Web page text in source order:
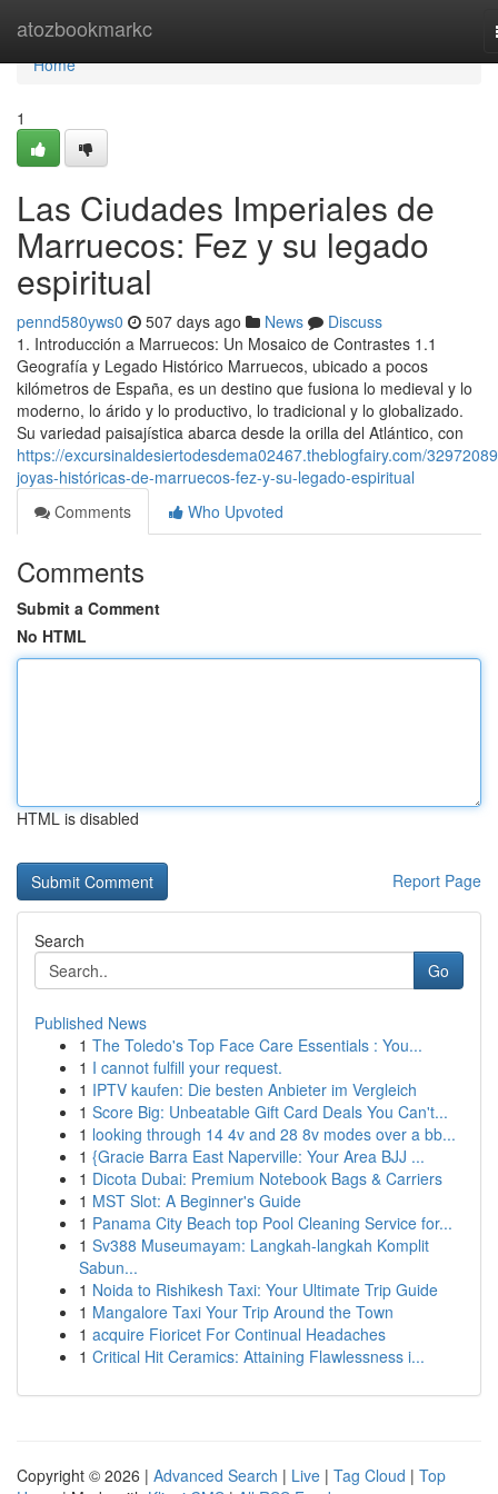
atozbookmarkc
Home
Home
1
Las Ciudades Imperiales de
Marruecos: Fez y su legado
espiritual
pennd580yws0 507 days ago News
Discuss
1. Introducción a Marruecos: Un Mosaico de Contrastes 1.1
Geografía y Legado Histórico Marruecos, ubicado a pocos
kilómetros de España, es un destino que fusiona lo medieval y lo
moderno, lo árido y lo productivo, lo tradicional y lo globalizado.
Su variedad paisajística abarca desde la orilla del Atlántico, con
https://excursinaldesiertodesdema02467.theblogfairy.com/
joyas-históricas-de-marruecos-fez-y-su-legado-espiritual
Comments
Who Upvoted
Comments
Submit a Comment
No HTML
HTML is disabled
Report Page
Search
Go
Published News
1 The Toledo's Top Face Care Essentials : You...
1 I cannot fulfill your request.
1 IPTV kaufen: Die besten Anbieter im Vergleich
1 Score Big: Unbeatable Gift Card Deals You Can't...
1 looking through 14 4v and 28 8v modes over a bb...
1 {Gracie Barra East Naperville: Your Area BJJ ...
1 Dicota Dubai: Premium Notebook Bags & Carriers
1 MST Slot: A Beginner's Guide
1 Panama City Beach top Pool Cleaning Service for...
1 Sv388 Museumayam: Langkah-langkah Komplit
Sabun...
1 Noida to Rishikesh Taxi: Your Ultimate Trip Guide
1 Mangalore Taxi Your Trip Around the Town
1 acquire Fioricet For Continual Headaches
1 Critical Hit Ceramics: Attaining Flawlessness i...
Copyright © 2026 | Advanced Search | Live | Tag Cloud | Top